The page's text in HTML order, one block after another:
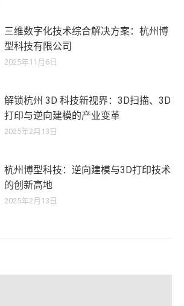
三维数字化技术综合解决方案：杭州博
型科技有限公司
2025年11月6日
解锁杭州 3D 科技新视界：3D扫描、3D
打印与逆向建模的产业变革
2025年2月13日
杭州博型科技：逆向建模与3D打印技术
的创新高地
2025年2月13日